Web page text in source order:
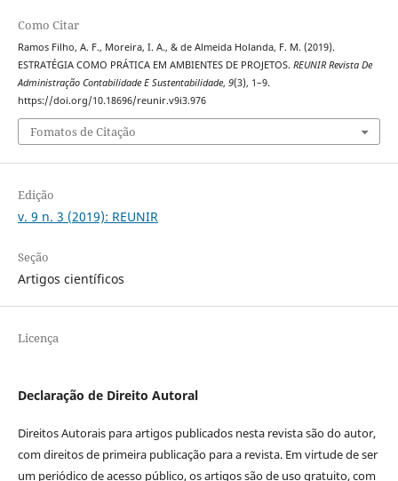
Como Citar
Ramos Filho, A. F., Moreira, I. A., & de Almeida Holanda, F. M. (2019).
ESTRATÉGIA COMO PRÁTICA EM AMBIENTES DE PROJETOS. REUNIR Revista De
Administração Contabilidade E Sustentabilidade, 9(3), 1–9.
https://doi.org/10.18696/reunir.v9i3.976
Fomatos de Citação
Edição
v. 9 n. 3 (2019): REUNIR
Seção
Artigos científicos
Licença
Declaração de Direito Autoral
Direitos Autorais para artigos publicados nesta revista são do autor,
com direitos de primeira publicação para a revista. Em virtude de ser
um periódico de acesso público, os artigos são de uso gratuito, com